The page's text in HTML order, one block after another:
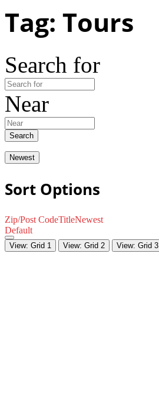
Tag: Tours
Search for
Near
Search
Newest
Sort Options
Zip/Post CodeTitleNewest
Default
View: Grid 1 View: Grid 2 View: Grid 3